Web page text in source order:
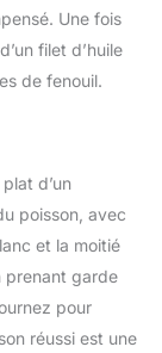
Une fois
filet d’huile
de fenouil.
d’un
poisson, avec
et la moitié
prenant garde
pour
réussi est une